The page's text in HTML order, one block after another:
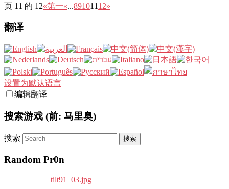
页 11 的 12«第一«...891011 12»
翻译
设置为默认语言
编辑翻译
搜索游戏 (前: 马里奥)
搜索
Random Pr0n